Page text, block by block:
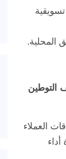
المحلية.
التوطين
العملاء